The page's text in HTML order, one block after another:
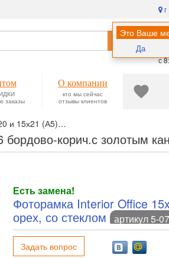
Это Ваше
Да
с
Найти
заказы
О компании
кто мы сейчас
отзывы клиентов
и 15х21 (А5)
корич.с золотым
Есть замена!
Фоторамка Interior Office
орех, со стеклом артикул 5-
Задать вопрос